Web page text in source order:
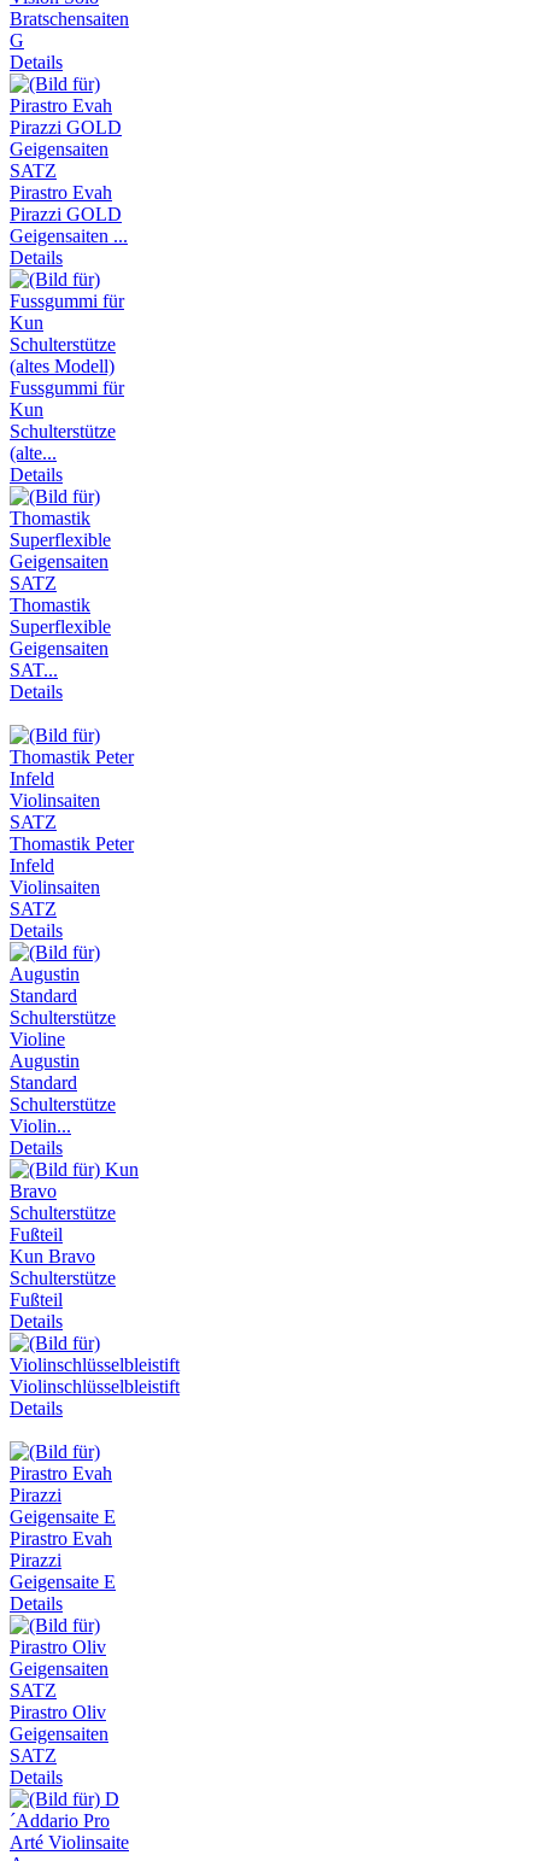
Bratschensaiten
G
Details
Pirastro Evah
Pirazzi GOLD
Geigensaiten ...
Details
Fussgummi für
Kun
Schulterstütze
(alte...
Details
Thomastik
Superflexible
Geigensaiten
SAT...
Details
Thomastik Peter
Infeld
Violinsaiten
SATZ
Details
Augustin
Standard
Schulterstütze
Violin...
Details
Kun Bravo
Schulterstütze
Fußteil
Details
Violinschlüsselbleistift
Details
Pirastro Evah
Pirazzi
Geigensaite E
Details
Pirastro Oliv
Geigensaiten
SATZ
Details